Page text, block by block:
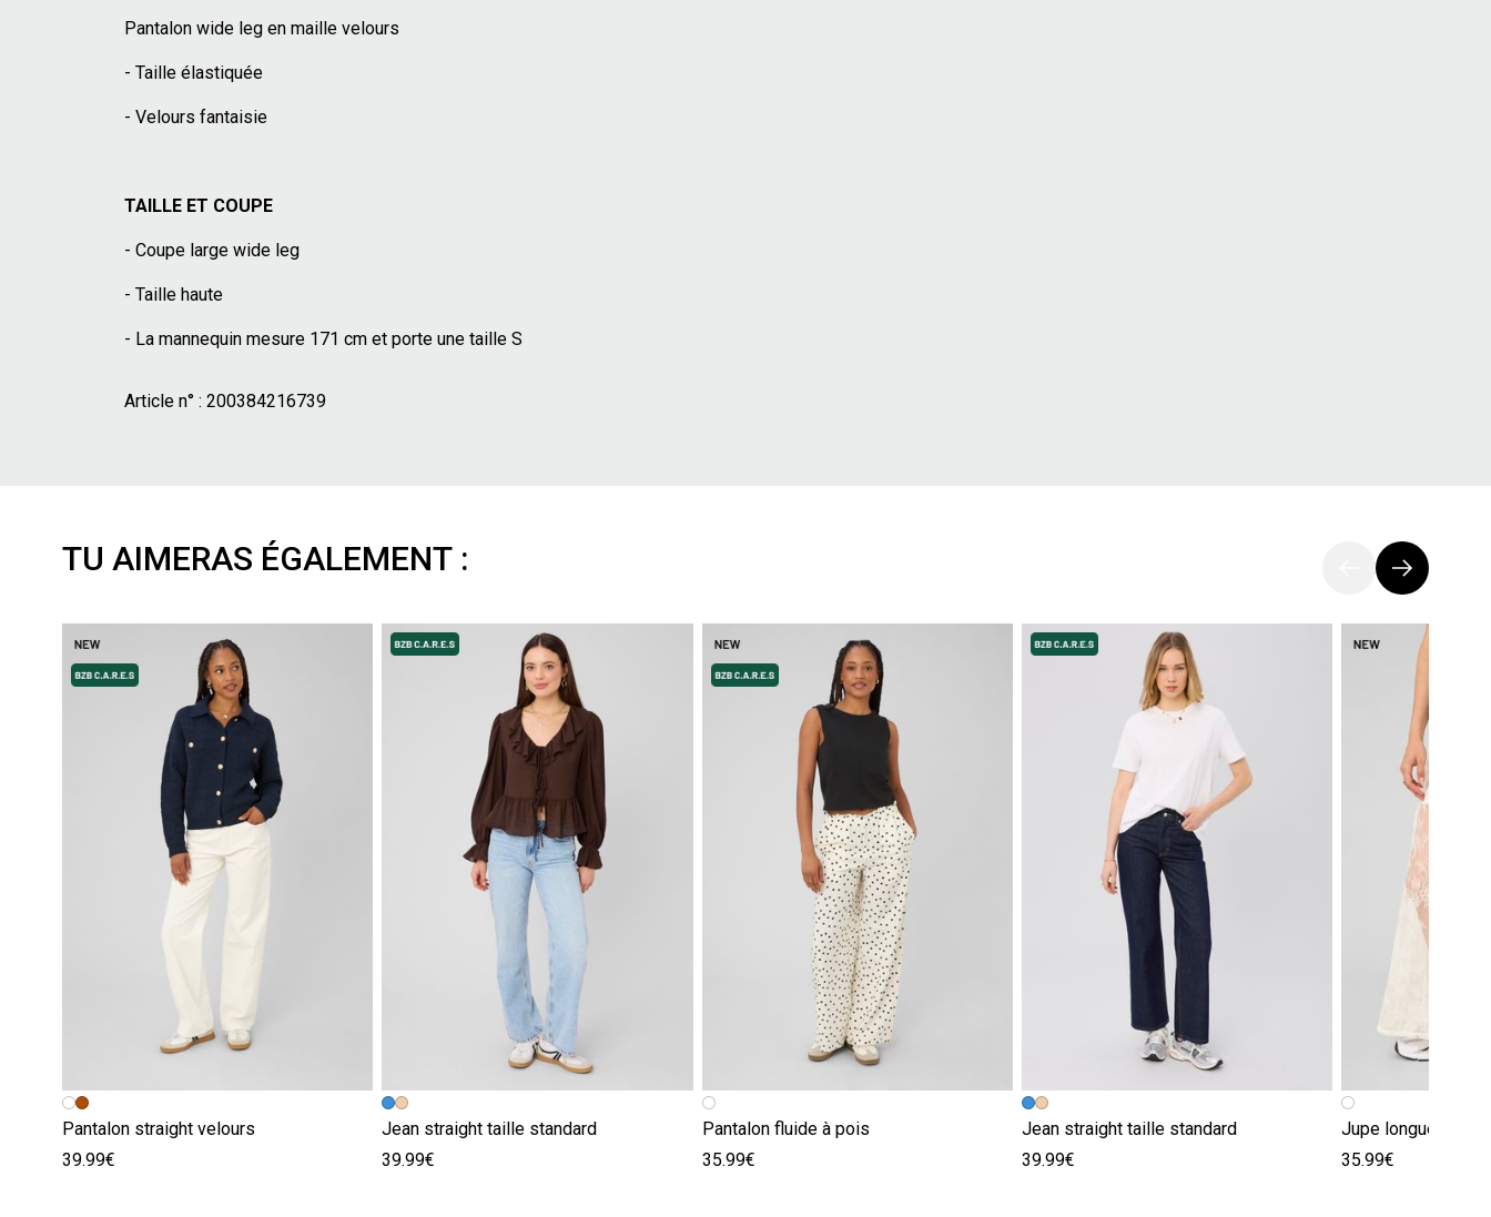
Pantalon wide leg en maille velours
- Taille élastiquée
- Velours fantaisie
TAILLE ET COUPE
- Coupe large wide leg
- Taille haute
- La mannequin mesure 171 cm et porte une taille S
Article n° : 200384216739
TU AIMERAS ÉGALEMENT :
Pantalon straight velours
39.99€
Jean straight taille standard
39.99€
Pantalon fluide à pois
35.99€
Jean straight taille standard
39.99€
Jupe longue en
35.99€